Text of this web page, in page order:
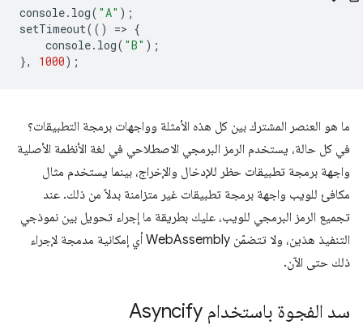
console. log( "A" );
setTimeout(() => {
console. log( "B" );
},
1000);
ما هو العنصر المشترك بين كل هذه الأمثلة وواجهات برمجة التطبيقات؟
في كل حالة، يستخدم الرمز البرمجي الاصطلاحي في لغة الأنظمة الأصلية
واجهة برمجة تطبيقات حظر للإدخال والإخراج، بينما يستخدم مثال
مكافئ للويب واجهة برمجة تطبيقات غير متزامنة بدلاً من ذلك. عند
تجميع الرمز البرمجي للويب، عليك بطريقة ما إجراء تحويل بين نموذجي
التنفيذ هذين، ولا تتضمّن WebAssembly أي إمكانية مدمجة لإجراء
ذلك حتى الآن.
سد الفجوة باستخدام Asyncify